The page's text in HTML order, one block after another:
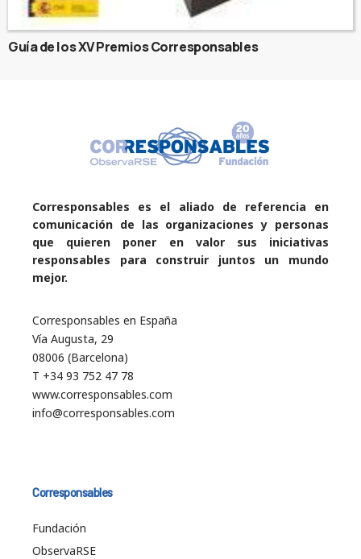
Guía de los XV Premios Corresponsables
Corresponsables es el aliado de referencia en
comunicación de las organizaciones y personas
que quieren poner en valor sus iniciativas
responsables para construir juntos un mundo
mejor.
Corresponsables en España
Vía Augusta, 29
08006 (Barcelona)
T +34 93 752 47 78
www.corresponsables.com
info@corresponsables.com
Corresponsables
Fundación
ObservaRSE